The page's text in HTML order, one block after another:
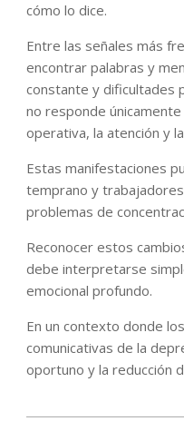
cómo lo dice.
Entre las señales más
encontrar palabras y
constante y dificultades
no responde
operativa, la atención y
Estas manifestaciones
temprano y
problemas de
Reconocer estos
debe interpretarse
emocional profundo.
En un contexto donde
comunicativas de la
oportuno y la reducción